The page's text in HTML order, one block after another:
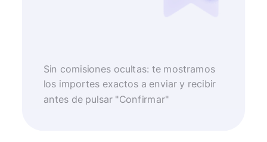
Sin comisiones ocultas: te mostramos
los importes exactos a enviar y recibir
antes de pulsar "Confirmar"